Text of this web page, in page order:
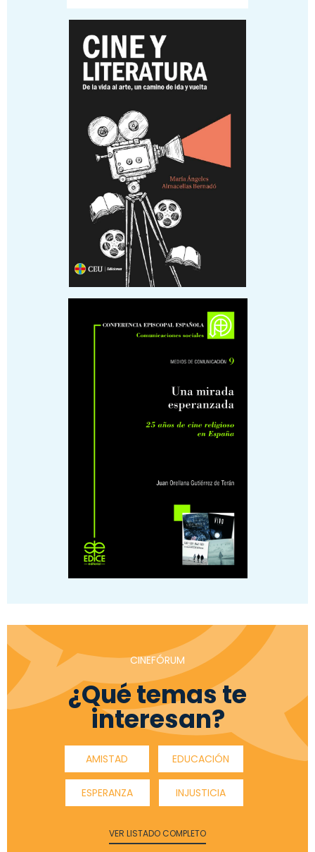
CINEFÓRUM
¿Qué temas te
interesan?
AMISTAD EDUCACIÓN
ESPERANZA INJUSTICIA
VER LISTADO COMPLETO